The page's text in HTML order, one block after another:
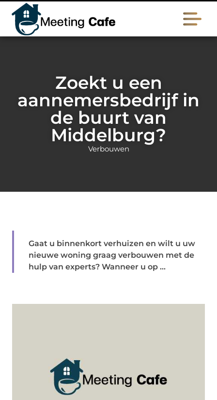
Zoekt u een
aannemersbedrijf in
de buurt van
Middelburg?
Verbouwen
Gaat u binnenkort verhuizen en wilt u uw
nieuwe woning graag verbouwen met de
hulp van experts? Wanneer u op ...